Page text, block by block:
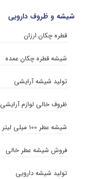
شیشه و ظروف دارویی
قطره چکان ارزان
شیشه قطره چکان عمده
تولید شیشه آرایشی
ظروف خالی لوازم آرایشی
شیشه عطر 100 میلی لیتر
فروش شیشه عطر خالی
تولید شیشه دارویی